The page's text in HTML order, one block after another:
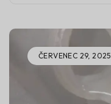
ČERVENEC 29, 2025